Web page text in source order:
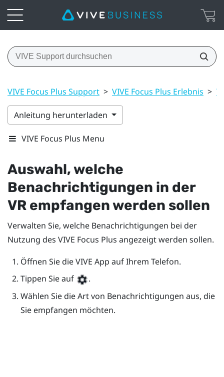
VIVE Focus Plus Support > VIVE Focus Plus Erlebnis >
Anleitung herunterladen
VIVE Focus Plus Menu
Auswahl, welche
Benachrichtigungen in der
VR empfangen werden sollen
Verwalten Sie, welche Benachrichtigungen bei der
Nutzung des VIVE Focus Plus angezeigt werden sollen.
Öffnen Sie dieVIVE App auf Ihrem Telefon.
Tippen Sie auf
.
Wählen Sie die Art von Benachrichtigungen aus, die
Sie empfangen möchten.